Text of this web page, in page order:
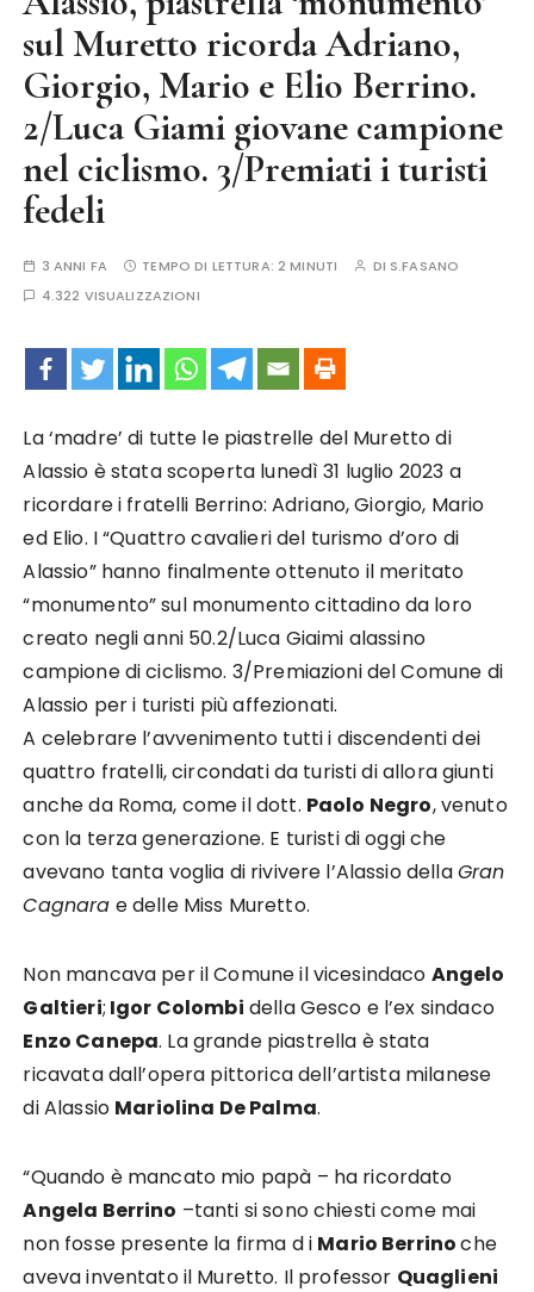
sul Muretto ricorda Adriano,
Giorgio, Mario e Elio Berrino.
2/Luca Giami giovane campione
nel ciclismo. 3/Premiati i turisti
fedeli
3 ANNI FA TEMPO DI LETTURA:2 MINUTI DI S.FASANO
4.322 VISUALIZZAZIONI
La ‘madre’ di tutte le piastrelle del Muretto di
Alassio è stata scoperta lunedì 31 luglio 2023 a
ricordare i fratelli Berrino: Adriano, Giorgio, Mario
ed Elio. I “Quattro cavalieri del turismo d’oro di
Alassio” hanno finalmente ottenuto il meritato
“monumento” sul monumento cittadino da loro
creato negli anni 50.2/Luca Giaimi alassino
campione di ciclismo. 3/Premiazioni del Comune di
Alassio per i turisti più affezionati.
A celebrare l’avvenimento tutti i discendenti dei
quattro fratelli, circondati da turisti di allora giunti
anche da Roma, come il dott. Paolo Negro, venuto
con la terza generazione. E turisti di oggi che
avevano tanta voglia di rivivere l’Alassio dellaGran
Cagnara e delle Miss Muretto.
Non mancava per il Comune il vicesindaco Angelo
Galtieri; Igor Colombi della Gesco e l’ex sindaco
Enzo Canepa. La grande piastrella è stata
ricavata dall’opera pittorica dell’artista milanese
di Alassio Mariolina De Palma.
“Quando è mancato mio papà – ha ricordato
Angela Berrino –tanti si sono chiesti come mai
non fosse presente la firma d i Mario Berrinoche
aveva inventato il Muretto. Il professor Quaglieni